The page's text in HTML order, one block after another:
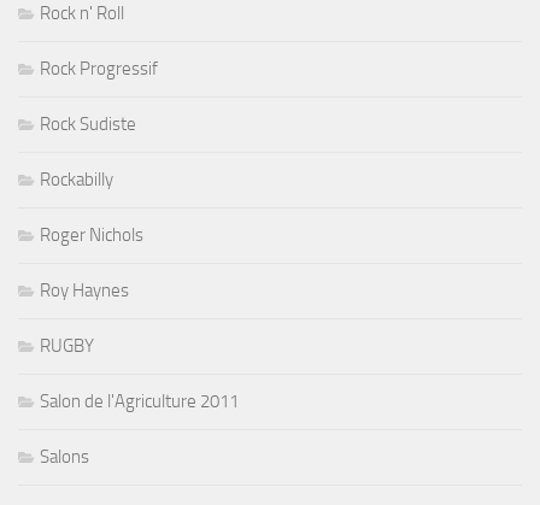
Rock n' Roll
Rock Progressif
Rock Sudiste
Rockabilly
Roger Nichols
Roy Haynes
RUGBY
Salon de l'Agriculture 2011
Salons